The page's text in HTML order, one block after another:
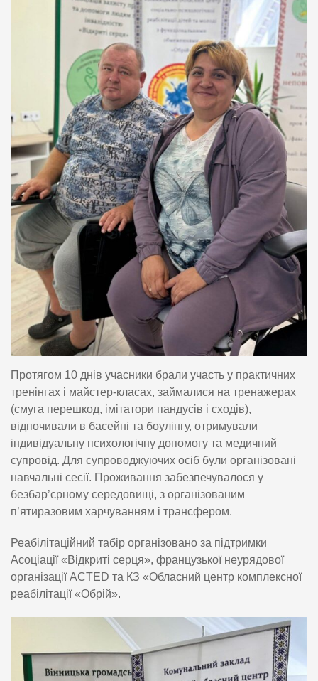
Протягом 10 днів учасники брали участь у практичних
тренінгах і майстер-класах, займалися на тренажерах
(смуга перешкод, імітатори пандусів і сходів),
відпочивали в басейні та боулінгу, отримували
індивідуальну психологічну допомогу та медичний
супровід. Для супроводжуючих осіб були організовані
навчальні сесії. Проживання забезпечувалося у
безбар’єрному середовищі, з організованим
п’ятиразовим харчуванням і трансфером.
Реабілітаційний табір організовано за підтримки
Асоціації «Відкриті серця», французької неурядової
організації ACTED та КЗ «Обласний центр комплексної
реабілітації «Обрій».